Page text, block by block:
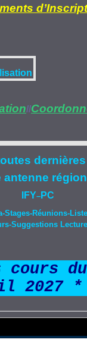
d’
//
antenne
IFY–PC
Stages-Réunions-
Suggestions
cours
2027 *